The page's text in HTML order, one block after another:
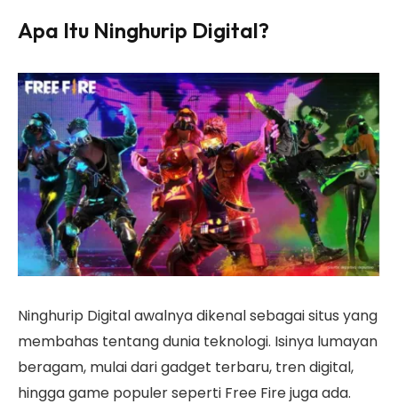
Apa Itu Ninghurip Digital?
Ninghurip Digital awalnya dikenal sebagai situs yang
membahas tentang dunia teknologi. Isinya lumayan
beragam, mulai dari gadget terbaru, tren digital,
hingga game populer seperti Free Fire juga ada.